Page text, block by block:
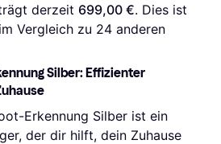
derzeit 699,00 €. Dies ist
Vergleich zu 24 anderen
Silber: Effizienter
Erkennung Silber ist ein
der dir hilft, dein Zuhause